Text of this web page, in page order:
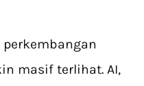
masif terlihat. AI,